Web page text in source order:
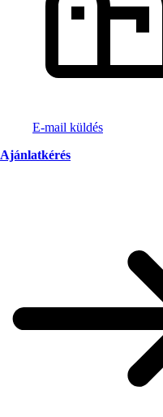
E-mail küldés
Ajánlatkérés